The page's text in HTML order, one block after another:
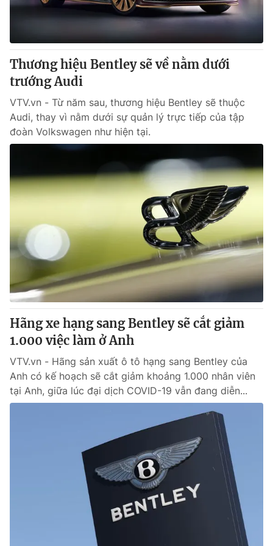
Sản phẩm
Thị trường
Tư vấn
Lịch phát sóng
Chuyên mục khác
Emagazine Podcast
Photo Infographic
Video Shorts video
VTV Thể thao
VTV Sức khoẻ Bất động sản
Thị trường 24h Tấm lòng Việt
VTV4 Vươn mình bằng AI
Liên hệ tòa soạn English
Đài Truyền hình Việt Nam
Thời báo VTV
Thương hiệu Bentley sẽ về nằm dưới
trướng Audi
VTV.vn - Từ năm sau, thương hiệu Bentley sẽ thuộc
Audi, thay vì nằm dưới sự quản lý trực tiếp của tập
đoàn Volkswagen như hiện tại.
Hãng xe hạng sang Bentley sẽ cắt giảm
1.000 việc làm ở Anh
VTV.vn - Hãng sản xuất ô tô hạng sang Bentley của
Anh có kế hoạch sẽ cắt giảm khoảng 1.000 nhân viên
tại Anh, giữa lúc đại dịch COVID-19 vẫn đang diễn...